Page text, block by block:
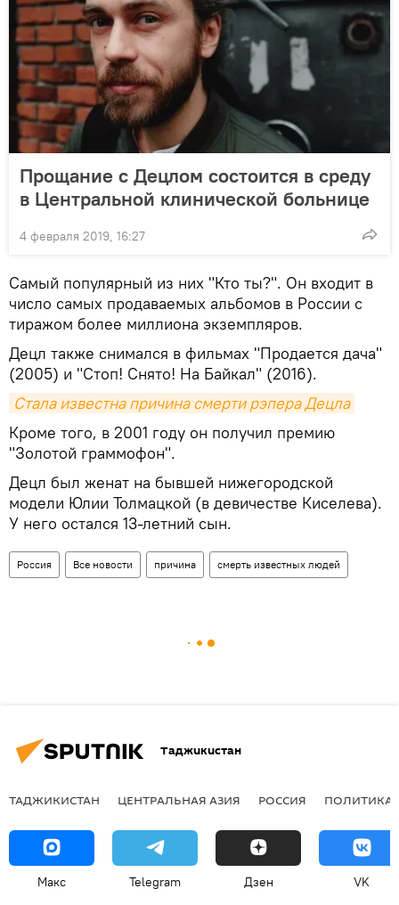
Прощание с Децлом состоится в среду
в Центральной клинической больнице
4 февраля 2019, 16:27
Самый популярный из них "Кто ты?". Он входит в
число самых продаваемых альбомов в России с
тиражом более миллиона экземпляров.
Децл также снимался в фильмах "Продается дача"
(2005) и "Стоп! Снято! На Байкал" (2016).
Стала известна причина смерти рэпера Децла
Кроме того, в 2001 году он получил премию
"Золотой граммофон".
Децл был женат на бывшей нижегородской
модели Юлии Толмацкой (в девичестве Киселева).
У него остался 13-летний сын.
Россия Все новости причина смерть известных людей
Таджикистан
ТАДЖИКИСТАН ЦЕНТРАЛЬНАЯ АЗИЯ РОССИЯ ПОЛИТИКА
Макс Telegram Дзен VK